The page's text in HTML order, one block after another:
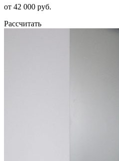
от 42 000 руб.
Рассчитать